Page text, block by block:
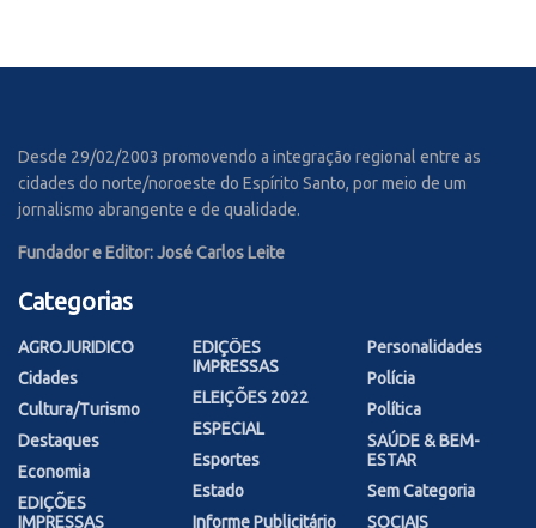
Desde 29/02/2003 promovendo a integração regional entre as
cidades do norte/noroeste do Espírito Santo, por meio de um
jornalismo abrangente e de qualidade.
Fundador e Editor: José Carlos Leite
Categorias
AGROJURIDICO
Cidades
Cultura/Turismo
Destaques
Economia
EDIÇÕES
IMPRESSAS
EDIÇÕES
IMPRESSAS
ELEIÇÕES 2022
ESPECIAL
Esportes
Estado
Informe Publicitário
Personalidades
Polícia
Política
SAÚDE & BEM-
ESTAR
Sem Categoria
SOCIAIS